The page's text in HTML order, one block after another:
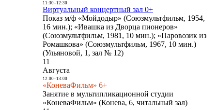
11:30- 12:30
Виртуальный концертный зал 0+
Показ м/ф «Мойдодыр» (Союзмультфильм, 1954,
16 мин.); «Ивашка из Дворца пионеров»
(Союзмультфильм, 1981, 10 мин.); «Паровозик из
Ромашкова» (Союзмультфильм, 1967, 10 мин.)
(Ульяновой, 1, зал № 12)
11
Августа
12:00- 13:00
«КоневаФильм» 6+
Занятие в мультипликационной студии
«КоневаФильм» (Конева, 6, читальный зал)